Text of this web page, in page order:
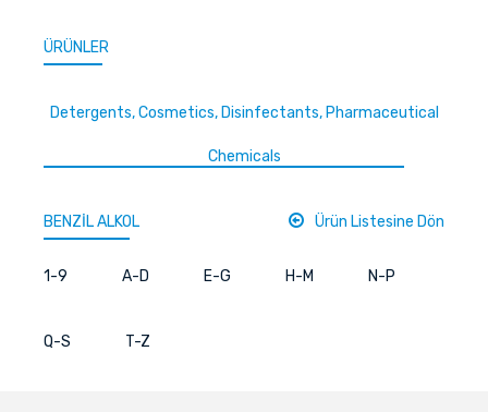
ÜRÜNLER
Detergents, Cosmetics, Disinfectants, Pharmaceutical
Chemicals
BENZİL ALKOL Ürün Listesine Dön
1-9 A-D E-G H-M N-P
Q-S T-Z